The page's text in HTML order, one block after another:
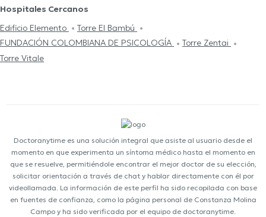
Hospitales Cercanos
Edificio Elemento
Torre El Bambú
FUNDACIÓN COLOMBIANA DE PSICOLOGÍA
Torre Zentai
Torre Vitale
Doctoranytime es una solución integral que asiste al usuario desde el
momento en que experimenta un síntoma médico hasta el momento en
que se resuelve, permitiéndole encontrar el mejor doctor de su elección,
solicitar orientación a través de chat y hablar directamente con él por
videollamada. La información de este perfil ha sido recopilada con base
en fuentes de confianza, como la página personal de Constanza Molina
Campo y ha sido verificada por el equipo de doctoranytime.